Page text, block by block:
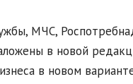
МЧС,
в новой
в новом